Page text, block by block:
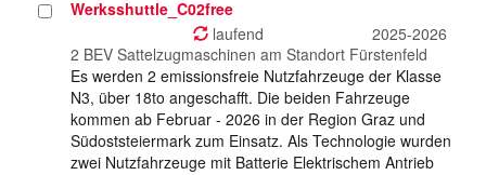
ProjektWerksshuttle_C02free
laufend
2025-2026
2 BEV Sattelzugmaschinen am Standort Fürstenfeld
Es werden 2 emissionsfreie Nutzfahrzeuge der Klasse
N3, über 18to angeschafft. Die beiden Fahrzeuge
kommen ab Februar - 2026 in der Region Graz und
Südoststeiermark zum Einsatz. Als Technologie wurden
zwei Nutzfahrzeuge mit Batterie Elektrischem Antrieb